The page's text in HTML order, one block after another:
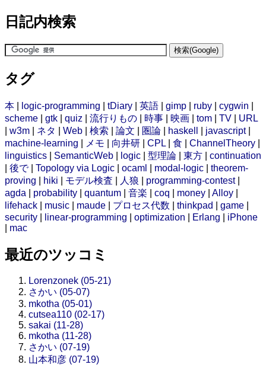
日記内検索
タグ
本 logic-programming tDiary 英語 gimp ruby cygwin
scheme
gtk quiz 流行りもの 時事 映画 tom TV
URL
w3m ネタ Web 検索 論文 圏論 haskell javascript|
machine-learning
メモ 向井研 CPL 食 ChannelTheory
linguistics
SemanticWeb logic 型理論 東方
continuation
後で| Topology via Logic ocaml modal-logic
theorem-
proving
hiki モデル検査 人狼 programming-contest|
agda
probability quantum 音楽 coq money Alloy
lifehack
music maude プロセス代数 thinkpad game
security
linear-programming optimization Erlang
iPhone
mac
最近のツッコミ
Lorenzonek (05-21)
さかい (05-07)
mkotha (05-01)
cutsea110 (02-17)
sakai (11-28)
mkotha (11-28)
さかい (07-19)
山本和彦 (07-19)